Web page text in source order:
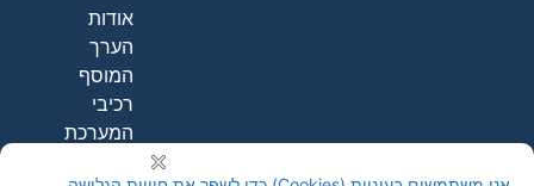
אודות
הערך
המוסף
רכיבי
המערכת